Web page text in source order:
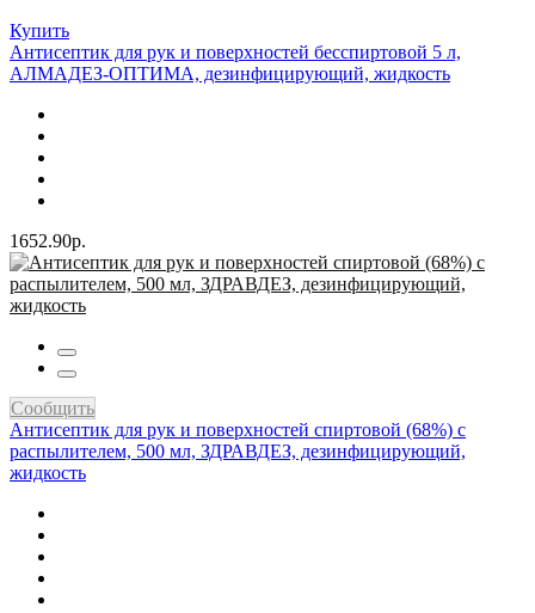
Купить
Антисептик для рук и поверхностей бесспиртовой 5 л,
АЛМАДЕЗ-ОПТИМА, дезинфицирующий, жидкость
1652.90р.
Сообщить
Антисептик для рук и поверхностей спиртовой (68%) с
распылителем, 500 мл, ЗДРАВДЕЗ, дезинфицирующий,
жидкость